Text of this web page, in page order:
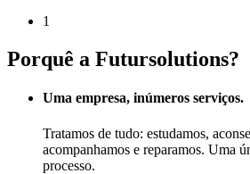
1
Porquê a Futursolutions?
Uma empresa, inúmeros serviços.
Tratamos de tudo: estudamos,
acompanhamos e reparamos. Uma
processo.